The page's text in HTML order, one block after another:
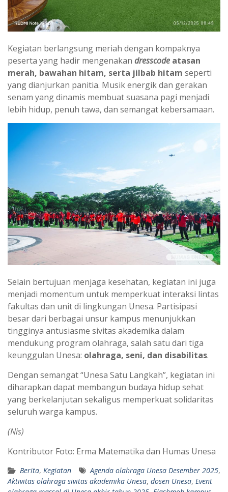
Kegiatan berlangsung meriah dengan kompaknya
peserta yang hadir mengenakan dresscode atasan
merah, bawahan hitam, serta jilbab hitam seperti
yang dianjurkan panitia. Musik energik dan gerakan
senam yang dinamis membuat suasana pagi menjadi
lebih hidup, penuh tawa, dan semangat kebersamaan.
Selain bertujuan menjaga kesehatan, kegiatan ini juga
menjadi momentum untuk memperkuat interaksi lintas
fakultas dan unit di lingkungan Unesa. Partisipasi
besar dari berbagai unsur kampus menunjukkan
tingginya antusiasme sivitas akademika dalam
mendukung program olahraga, salah satu dari tiga
keunggulan Unesa: olahraga, seni, dan disabilitas.
Dengan semangat “Unesa Satu Langkah”, kegiatan ini
diharapkan dapat membangun budaya hidup sehat
yang berkelanjutan sekaligus memperkuat solidaritas
seluruh warga kampus.
(Nis)
Kontributor Foto: Erma Matematika dan Humas Unesa
Berita, Kegiatan Agenda olahraga Unesa Desember 2025,
Aktivitas olahraga sivitas akademika Unesa, dosen Unesa, Event